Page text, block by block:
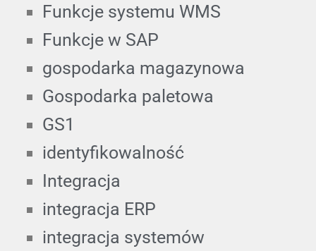
Funkcje systemu WMS
Funkcje w SAP
gospodarka magazynowa
Gospodarka paletowa
GS1
identyfikowalność
Integracja
integracja ERP
integracja systemów